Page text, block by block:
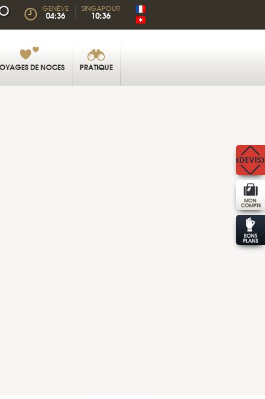
GENÈVE
04:36
SINGAPOUR
10:36
DE NOCES
PRATIQUE